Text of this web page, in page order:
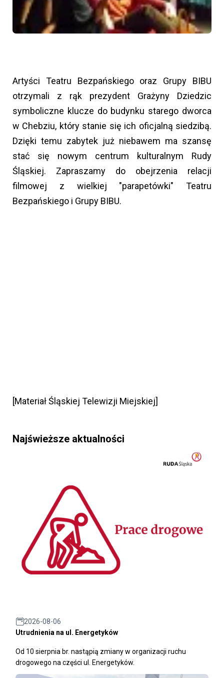
Artyści Teatru Bezpańskiego oraz Grupy BIBU
otrzymali z rąk prezydent Grażyny Dziedzic
symboliczne klucze do budynku starego dworca
w Chebziu, który stanie się ich oficjalną siedzibą.
Dzięki temu zabytek już niebawem ma szansę
stać się nowym centrum kulturalnym Rudy
Śląskiej. Zapraszamy do obejrzenia relacji
filmowej z wielkiej "parapetówki" Teatru
Bezpańskiego i Grupy BIBU.
[Materiał Śląskiej Telewizji Miejskiej]
Najświeższe aktualności
2026-08-06
Utrudnienia na ul. Energetyków
Od 10 sierpnia br. nastąpią zmiany w organizacji ruchu
drogowego na części ul. Energetyków.